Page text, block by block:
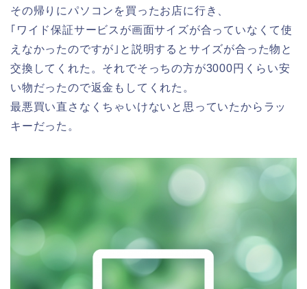
その帰りにパソコンを買ったお店に行き、
｢ワイド保証サービスが画面サイズが合っていなくて使
えなかったのですが｣と説明するとサイズが合った物と
交換してくれた。それでそっちの方が3000円くらい安
い物だったので返金もしてくれた。
最悪買い直さなくちゃいけないと思っていたからラッ
キーだった。